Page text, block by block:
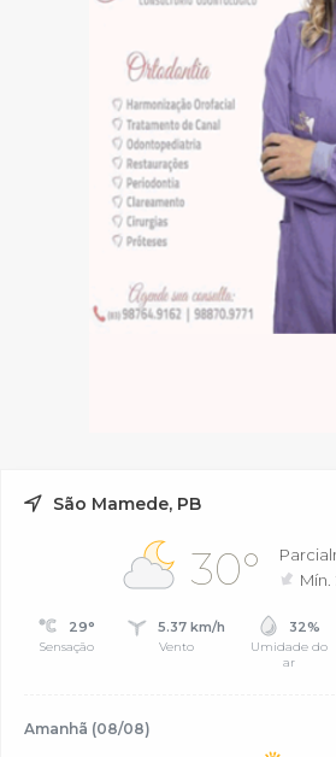
São Mamede, PB
30°
Mín.
29°
Sensação
5.37 km/h
Vento
32%
Umidade do
ar
Amanhã (08/08)